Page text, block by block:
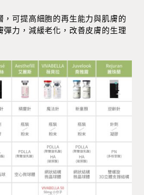
，可提高細胞的再生能力與肌膚的
彈力，減緩老化，改善皮膚的生理